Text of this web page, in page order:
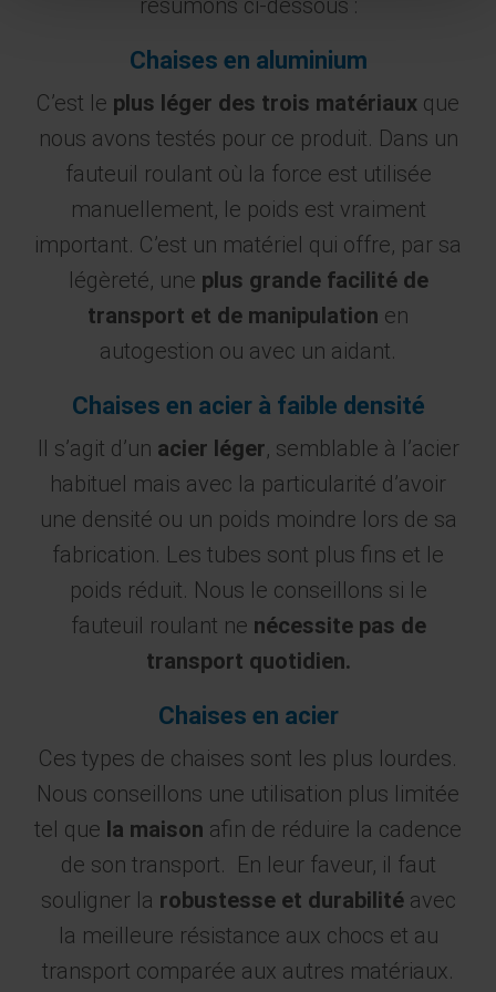
Chaises en aluminium
C’est le plus léger des trois matériaux que
nous avons testés pour ce produit. Dans un
fauteuil roulant où la force est utilisée
manuellement, le poids est vraiment
important. C’est un matériel qui offre, par sa
légèreté, une plus grande facilité de
transport et de manipulation en
autogestion ou avec un aidant.
Chaises en acier à faible densité
Il s’agit d’un acier léger, semblable à l’acier
habituel mais avec la particularité d’avoir
une densité ou un poids moindre lors de sa
fabrication. Les tubes sont plus fins et le
poids réduit. Nous le conseillons si le
fauteuil roulant ne nécessite pas de
transport quotidien.
Chaises en acier
Ces types de chaises sont les plus lourdes.
Nous conseillons une utilisation plus limitée
tel que la maison afin de réduire la cadence
de son transport. En leur faveur, il faut
souligner la robustesse et durabilitéavec
la meilleure résistance aux chocs et au
transport comparée aux autres matériaux.